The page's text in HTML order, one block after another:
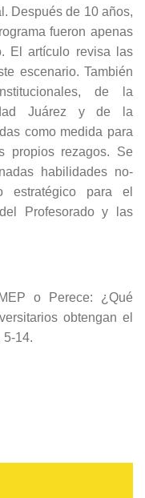
Después de 10 años,
fueron apenas
El artículo revisa las
escenario. También
de la
Juárez y de la
como medida para
propios rezagos. Se
habilidades no-
estratégico para el
Profesorado y las
o Perece: ¿Qué
obtengan el
5-14.